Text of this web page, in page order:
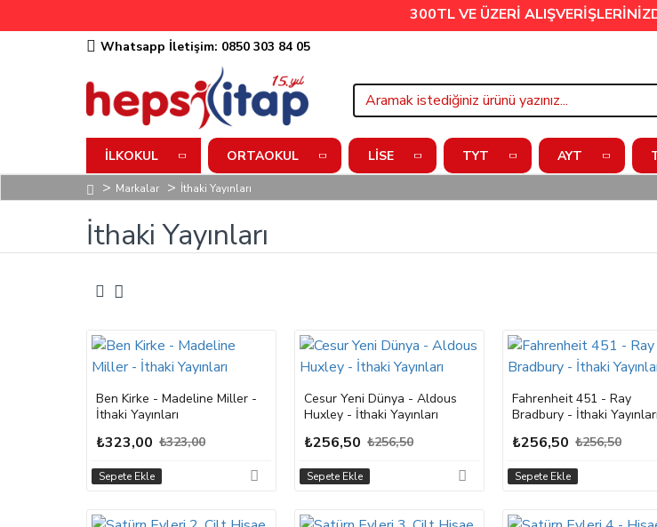
300TL VE ÜZERİ
Whatsapp İletişim: 0850 303 84 05
İLKOKUL ORTAOKUL LISE TYT AYT
Markalar İthaki Yayınları
İthaki Yayınları
Ben Kirke - Madeline Miller -
İthaki Yayınları
₺323,00 ₺323,00
Sepete Ekle
Cesur Yeni Dünya - Aldous
Huxley - İthaki Yayınları
₺256,50 ₺256,50
Sepete Ekle
Fahrenheit 451 - Ray
Bradbury - İthaki Yayınları
₺256,50 ₺256,50
Sepete Ekle